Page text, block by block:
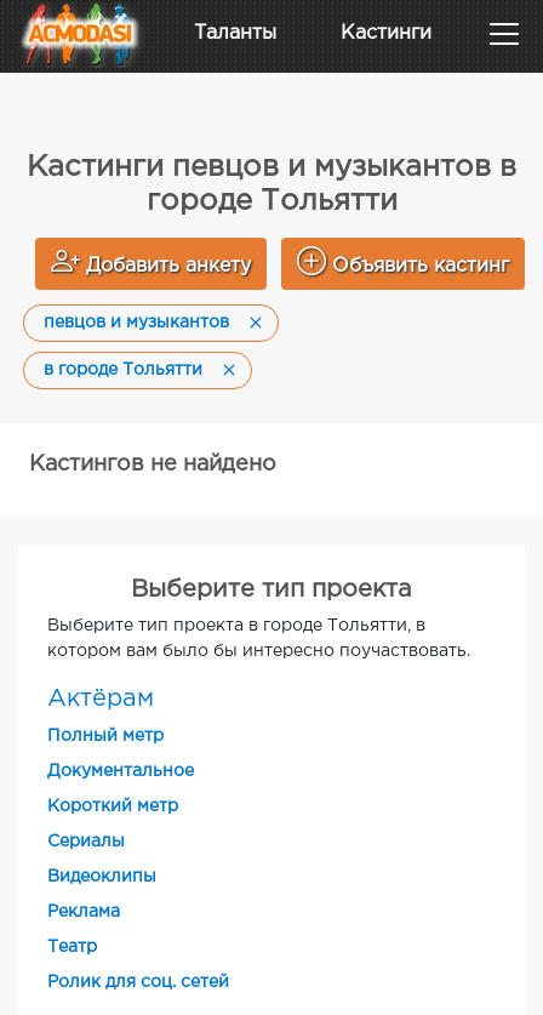
Таланты Кастинги
Кастинги певцов и музыкантов в
городе Тольятти
Добавить анкету Объявить кастинг
певцов и музыкантов
в городе Тольятти
Кастингов не найдено
Выберите тип проекта
Выберите тип проекта в городе Тольятти, в
котором вам было бы интересно поучаствовать.
Актёрам
Полный метр
Документальное
Короткий метр
Cериалы
Видеоклипы
Реклама
Театр
Ролик для соц. сетей